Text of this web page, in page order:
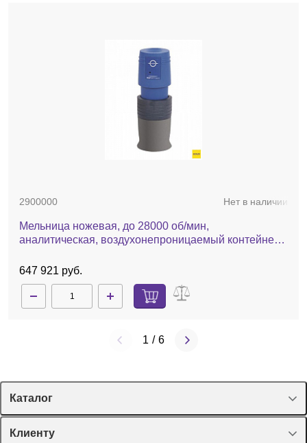
2900000 Нет в наличии
Мельница ножевая, до 28000 об/мин,
аналитическая, воздухонепроницаемый контейнер,
647 921 руб.
1 / 6
Каталог
Спецпредложения
Клиенту